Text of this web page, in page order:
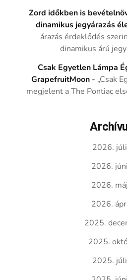
Zord időkben is
dinamikus jegyárazás
árazás érdeklődés
dinamikus árú
Csak Egyetlen Lámpa
GrapefruitMoon - „Csak
megjelent a The Pontiac
2026.
2026.
2026.
2026.
2025.
2025.
2025.